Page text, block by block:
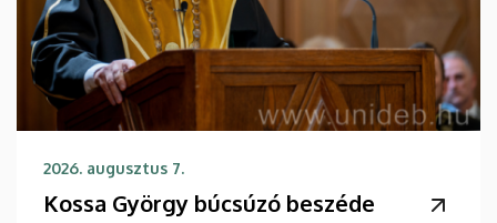
2026. augusztus 7.
Kossa György búcsúzó beszéde